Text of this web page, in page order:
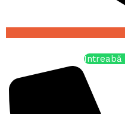
Întreabă